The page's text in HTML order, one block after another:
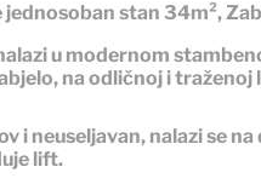
jednosoban stan 34m²,
nalazi u modernom
, na odličnoj i traženoj
i neuseljavan, nalazi se
lift.